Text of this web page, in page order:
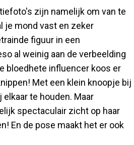
zijn namelijk om van te
je mond vast en zeker
figuur in een
al weinig aan de verbeelding
bloedhete influencer koos er
Met een klein knoopje bij
te houden. Maar
spectaculair zicht op haar
En de pose maakt het er ook